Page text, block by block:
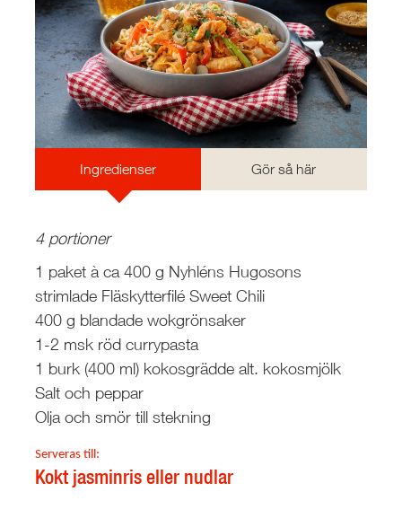
Ingredienser Gör så här
4 portioner
1 paket à ca 400 g Nyhléns Hugosons
strimlade Fläskytterfilé Sweet Chili
400 g blandade wokgrönsaker
1-2 msk röd currypasta
1 burk (400 ml) kokosgrädde alt. kokosmjölk
Salt och peppar
Olja och smör till stekning
Serveras till:
Kokt jasminris eller nudlar